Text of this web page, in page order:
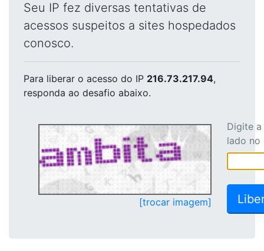
Seu IP fez diversas tentativas de
acessos suspeitos a sites hospedados
conosco.
Para liberar o acesso do IP 216.73.217.94,
responda ao desafio abaixo.
[trocar imagem]
Digite
lado no